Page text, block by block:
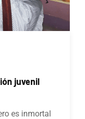
juvenil
es inmortal